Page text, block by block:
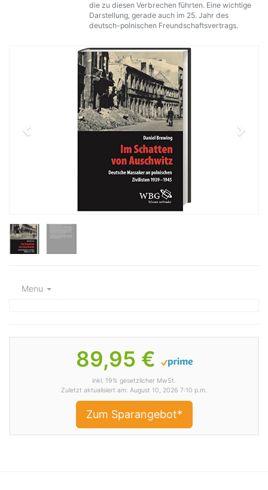
die zu diesen Verbrechen führten. Eine wichtige
Darstellung, gerade auch im 25. Jahr des
deutsch-polnischen Freundschaftsvertrags.
Menu
89,95 €
inkl. 19% gesetzlicher MwSt.
Zuletzt aktualisiert am: August 10, 2026 7:10 p.m.
Zum Sparangebot*